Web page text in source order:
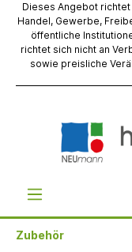
Dieses Angebot
Handel, Gewerbe,
öffentliche
richtet sich nicht an
sowie preisliche
Zubehör